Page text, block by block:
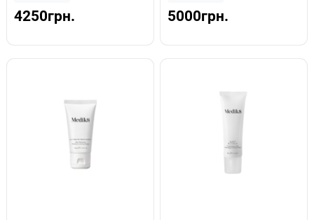
4250грн. 5000грн.